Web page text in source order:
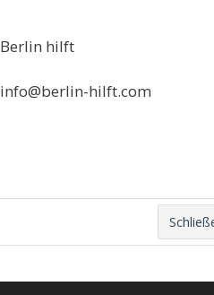
Berlin hilft
info@berlin-hilft.com